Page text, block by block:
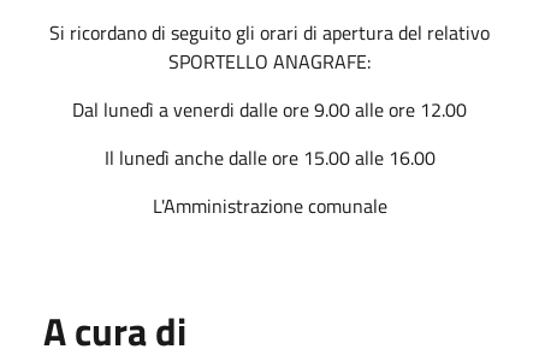
Si ricordano di seguito gli orari di apertura del relativo
SPORTELLO ANAGRAFE:
Dal lunedì a venerdi dalle ore 9.00 alle ore 12.00
Il lunedì anche dalle ore 15.00 alle 16.00
L'Amministrazione comunale
A cura di